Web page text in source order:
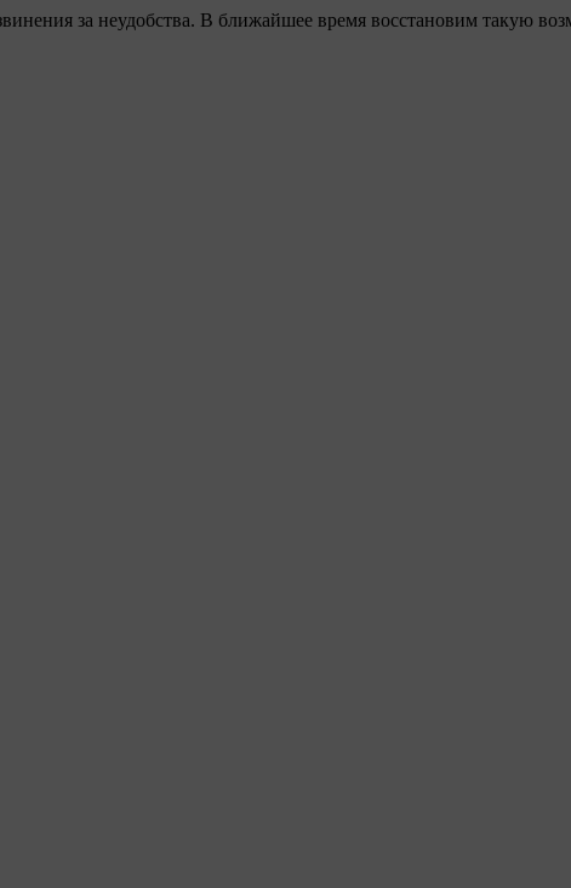
за неудобства. В ближайшее время восстановим такую